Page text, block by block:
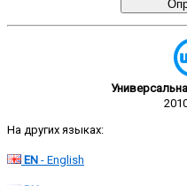
На других языках:
EN - English